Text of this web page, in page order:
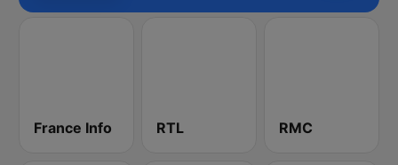
France Info RTL RMC